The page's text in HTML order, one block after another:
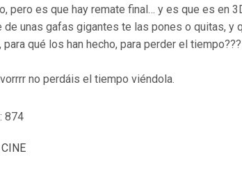
pero es que hay remate final… y es que es en
de unas gafas gigantes te las pones o quitas,
para qué los han hecho, para perder el
no perdáis el tiempo viéndola.
874
CINE